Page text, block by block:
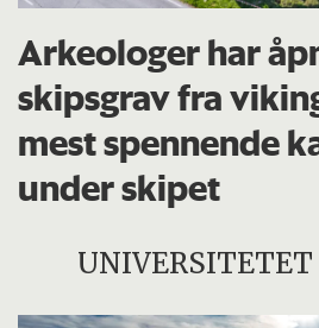
Arkeologer har
skipsgrav fra
mest spennende
under skipet
UNIVERSITETET